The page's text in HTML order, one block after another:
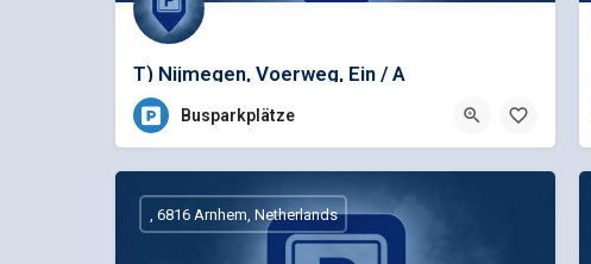
T) Nijmegen, Voerweg, Ein / A
Busparkplätze
, 6816 Arnhem, Netherlands